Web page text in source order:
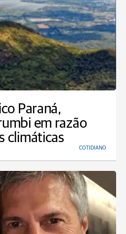
Paraná,
em razão
climáticas
COTIDIANO